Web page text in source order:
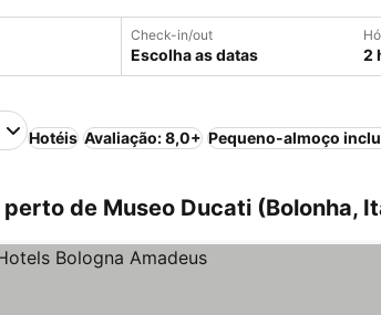
Check-in/out
Escolha as datas 2
Hotéis Avaliação: 8,0+ Pequeno-almoço
de Museo Ducati (Bolonha,